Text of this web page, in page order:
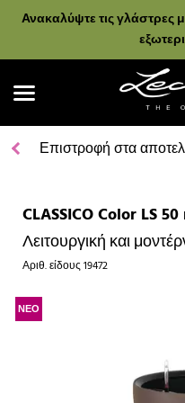
Ανακαλύψτε τις γλάστρες
Επιστροφή στα
CLASSICO Color LS
Λειτουργική και
Αριθ. είδους19472
ΝΕΟ